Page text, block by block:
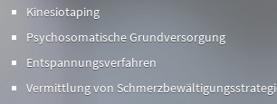
Kinesiotaping
Psychosomatische Grundversorgung
Entspannungsverfahren
Vermittlung von